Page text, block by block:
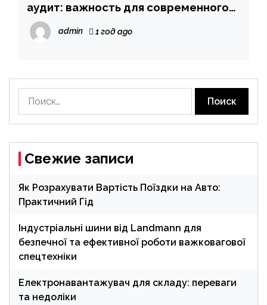
аудит: важность для современного
бизнеса
admin 1 год ago
Свежие записи
Як Розрахувати Вартість Поїздки на Авто:
Практичний Гід
Індустріальні шини від Landmann для
безпечної та ефективної роботи важковагової
спецтехніки
Електронавантажувач для складу: переваги
та недоліки